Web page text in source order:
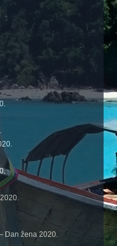
Dan žena 2020.